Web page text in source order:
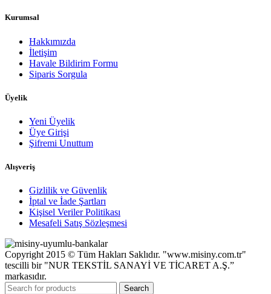
Kurumsal
Hakkımızda
İletişim
Havale Bildirim Formu
Siparis Sorgula
Üyelik
Yeni Üyelik
Üye Girişi
Şifremi Unuttum
Alışveriş
Gizlilik ve Güvenlik
İptal ve İade Şartları
Kişisel Veriler Politikası
Mesafeli Satış Sözleşmesi
Copyright 2015 © Tüm Hakları Saklıdır. "www.misiny.com.tr"
tescilli bir "NUR TEKSTİL SANAYİ VE TİCARET A.Ş.”
markasıdır.
Search